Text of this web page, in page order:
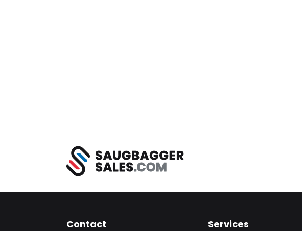
Contact Services